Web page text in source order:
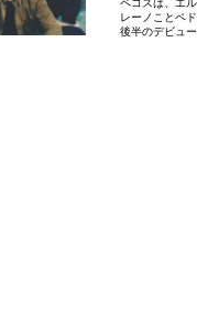
ペコスは、エ
レーノことペ
後半のデビュ